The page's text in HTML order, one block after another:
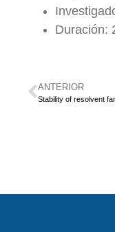
Duración:
ANTERIOR